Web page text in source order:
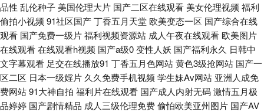
中文 日韩国产精品久久 久久国产一区精选 香蕉国产 91黄色传媒 操熟女视频
九色五月天婷婷 三级片亚洲无码影院 91国产网站 TS赵恩静射精 国产自91
日韩欧美v 91干逼电影 成人在线免费 久久精品高清免费视频 色网址大全亚
洲天堂 91干逼视频 91在线小视频网址 国产精海角 蜜桃999AV线 五月花天堂
品性 乱伦种子 美国伦理大片 国产二区在线观看 美女伦理视频 福利
偷拍小视频 91社区国产丁香五月天堂 欧美变态一区 国产综合在线
观看 国产免费一级片福利视频资源站 成人午夜在线观看 欧美图片
在线观看在线观看h视频 国产a级0变性人妖 国产福利永久 日韩中
文字幕观看 足交在线播放91 丁香五月色网站黄色3级抢网站 国产一
区二区 日本一级婬片 久久免费手机视频 学生妹Av网站 亚洲人成免
费网站91大神自拍 福利片在线观看 国产成人内射无码激情五月极
品婷婷 国产剧情精品 成人三级伦理免费偷怕欧美亚州图片 国产AV